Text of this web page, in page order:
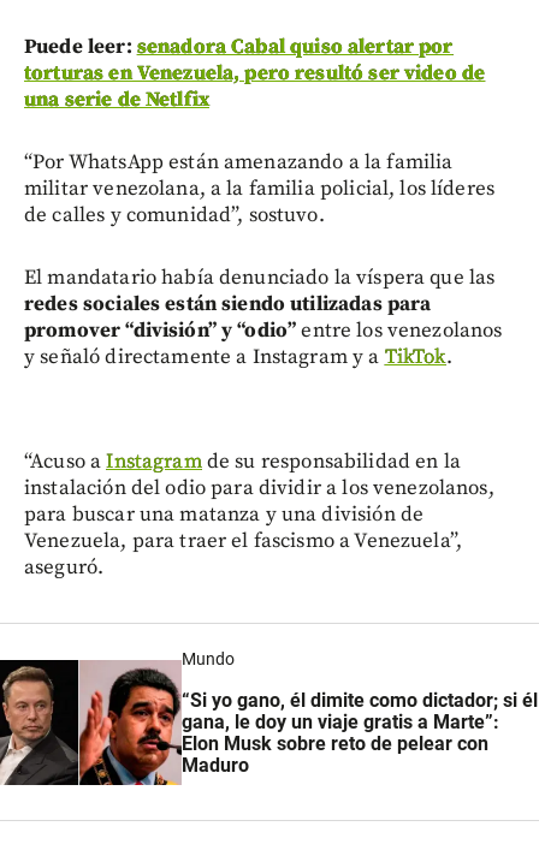
Puede leer: senadora Cabal quiso alertar por
torturas en Venezuela, pero resultó ser video de
una serie de Netlfix
“Por WhatsApp están amenazando a la familia
militar venezolana, a la familia policial, los líderes
de calles y comunidad”, sostuvo.
El mandatario había denunciado la víspera que las
redes sociales están siendo utilizadas para
promover “división” y “odio”entre los venezolanos
y señaló directamente a Instagram y a TikTok.
“Acuso aInstagramde su responsabilidad en la
instalación del odio para dividir a los venezolanos,
para buscar una matanza y una división de
Venezuela, para traer el fascismo a Venezuela”,
aseguró.
Mundo
“Si yo gano, él dimite como dictador; si él
gana, le doy un viaje gratis a Marte”:
Elon Musk sobre reto de pelear con
Maduro